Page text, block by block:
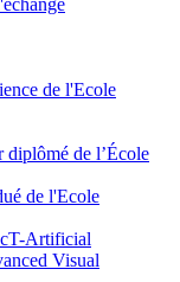
de l'Ecole
diplômé de l’École
de l'Ecole
Artificial
Visual